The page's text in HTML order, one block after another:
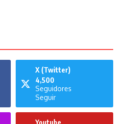
X (Twitter)
4,500
Seguidores
Seguir